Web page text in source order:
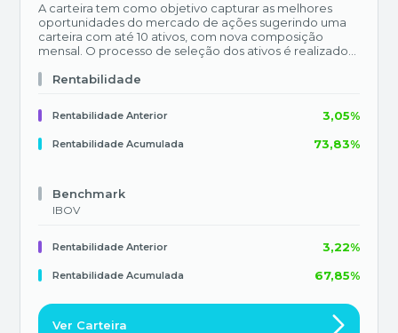
A carteira tem como objetivo capturar as melhores
oportunidades do mercado de ações sugerindo uma
carteira com até 10 ativos, com nova composição
mensal. O processo de seleção dos ativos é realizado
BTG Pactual, com base exclusivamente em análise
referência ou liquidez.
Rentabilidade
Rentabilidade Anterior 3,05%
Rentabilidade Acumulada 73,83%
Benchmark
IBOV
Rentabilidade Anterior 3,22%
Rentabilidade Acumulada 67,85%
Ver Carteira